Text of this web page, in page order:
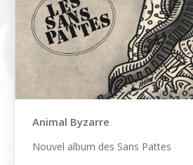
Animal Byzarre
Nouvel album des Sans Pattes